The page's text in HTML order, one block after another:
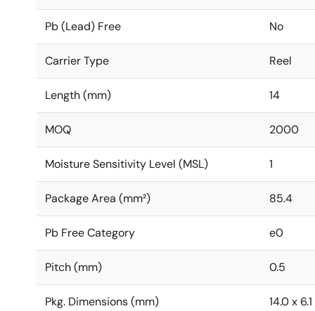
Pb (Lead) Free No
Carrier Type Reel
Length (mm) 14
MOQ 2000
Moisture Sensitivity Level (MSL) 1
Package Area (mm²) 85.4
Pb Free Category e0
Pitch (mm) 0.5
Pkg. Dimensions (mm) 14.0 x